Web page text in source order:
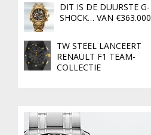
DIT IS DE DUURSTE G-
SHOCK… VAN €363.000
TW STEEL LANCEERT
RENAULT F1 TEAM-
COLLECTIE